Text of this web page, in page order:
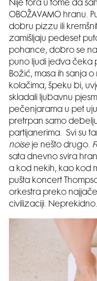
Nije fora u tome da
OBOŽAVAMO hranu.
dobru pizzu ili
zamišljaju pedeset
pohance, dobro se
puno ljudi jedva čeka
Božić, masa ih sanja o
kolačima, špeku bi,
skladali ljubavnu
pečenjarama u pet
pretrpan samo
partijanerima. Svi su
noise je nešto drugo.
sata dnevno svira
a kod nekih, kao kod
pušta koncert
orkestra preko
civilizaciji. Neprekidno.